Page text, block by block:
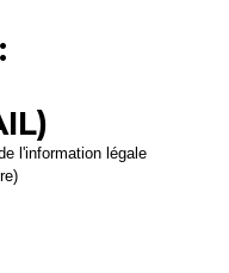
l'information légale